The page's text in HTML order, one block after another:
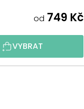
od 749 Kč
VYBRAT